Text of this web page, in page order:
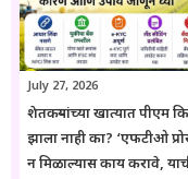
पडताळणी करण्याचा
July 27, 2026
शेतकऱ्यांच्या खात्यात पीएम
झाला नाही का? ‘एफटीओ
न मिळाल्यास काय करावे,